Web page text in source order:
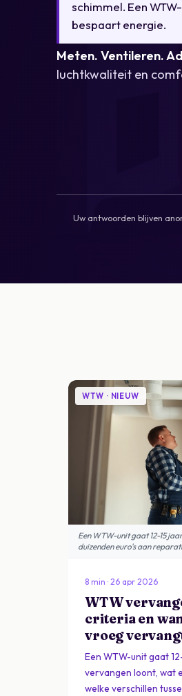
schimmel. Een
bespaart energie.
Meten. Ventileren.
luchtkwaliteit en
Uw antwoorden blijven
WTW · NIEUW
Een WTW-unit gaat 12-15
duizenden euro's aan
8 min · 26 apr 2026
WTW
criteria en
vroeg
Een WTW-unit gaat
vervangen loont, wat
welke verschillen